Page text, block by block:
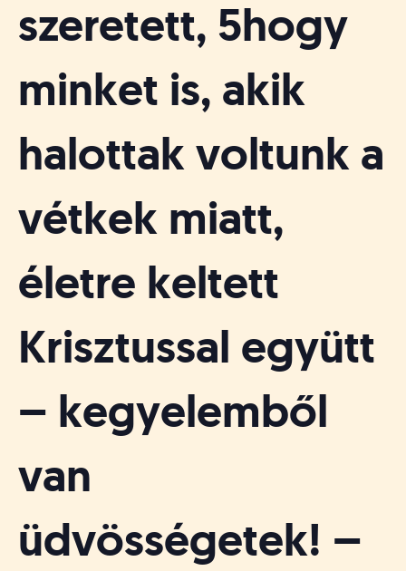
szeretett, 5hogy
minket is, akik
halottak voltunk a
vétkek miatt,
életre keltett
Krisztussal együtt
– kegyelemből
van
üdvösségetek! –